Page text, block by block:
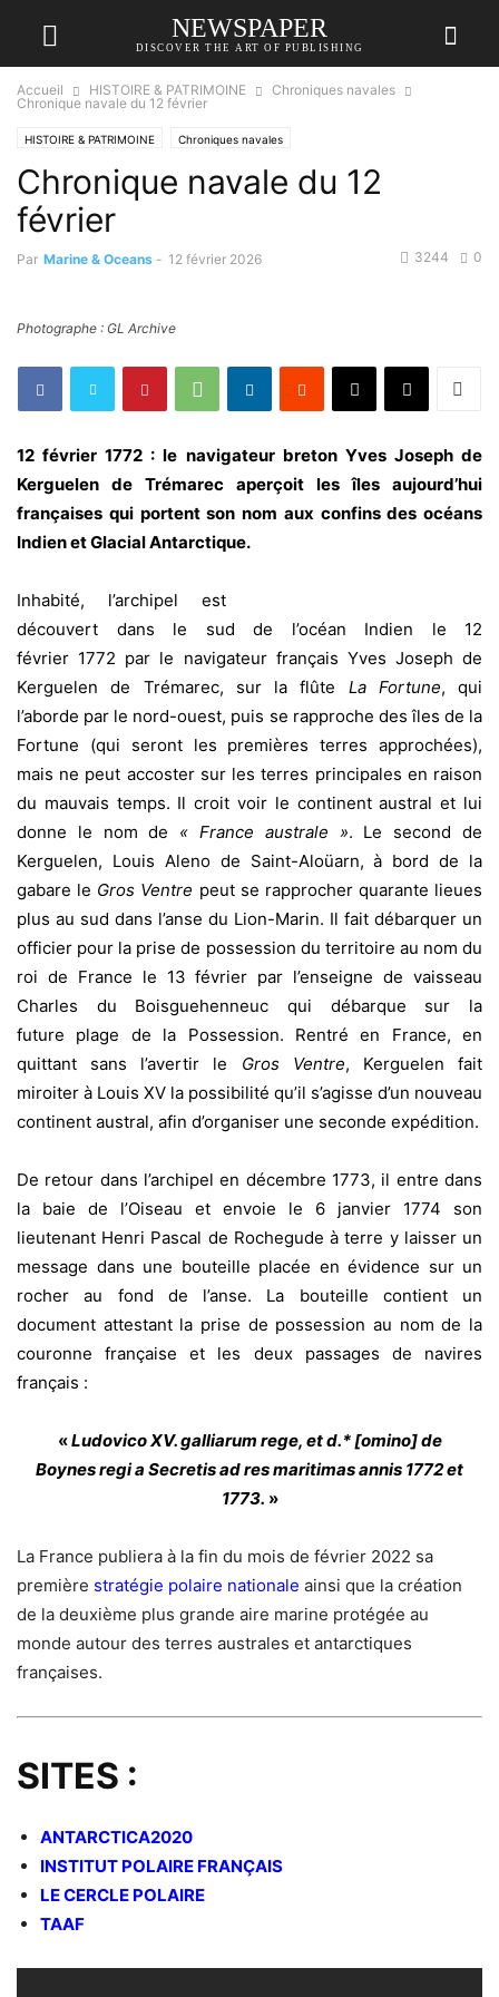
NEWSPAPER
DISCOVER THE ART OF PUBLISHING
Accueil HISTOIRE & PATRIMOINE
Chroniques navales
Chronique navale du 12 février
HISTOIRE & PATRIMOINE Chroniques navales
Chronique navale du 12
février
Par Marine & Oceans - 12 février 2026 0
3244
Photographe : GL Archive
12 février 1772 : le navigateur breton Yves Joseph de
Kerguelen de Trémarec aperçoit les îles aujourd’hui
françaises qui portentson nom aux confins des océans
Indien et Glacial Antarctique.
Inhabité, l’archipel est
découvert dans le sud de l’océan Indien le 12
février 1772 par le navigateur français Yves Joseph de
Kerguelen de Trémarec, sur la flûte La Fortune, qui
l’aborde par le nord-ouest, puis se rapproche des îles de la
Fortune (qui seront les premières terres approchées),
mais ne peut accoster sur les terres principales en raison
du mauvais temps. Il croit voir le continent austral et lui
donne le nom de « France australe ». Le second de
Kerguelen, Louis Aleno de Saint-Aloüarn, à bord de la
gabare le Gros Ventre peut se rapprocher quarante lieues
plus au sud dans l’anse du Lion-Marin. Il fait débarquer un
officier pour la prise de possession du territoire au nom du
roi de France le 13 février par l’enseigne de vaisseau
Charles du Boisguehenneuc qui débarque sur la
future plage de la Possession. Rentré en France, en
quittant sans l’avertir le Gros Ventre, Kerguelen fait
miroiter à Louis XV la possibilité qu’il s’agisse d’un nouveau
continent austral, afin d’organiser une seconde expédition.
De retour dans l’archipel en décembre 1773, il entre dans
la baie de l’Oiseau et envoie le 6 janvier 1774 son
lieutenant Henri Pascal de Rochegude à terre y laisser un
message dans une bouteille placée en évidence sur un
rocher au fond de l’anse. La bouteille contient un
document attestant la prise de possession au nom de la
couronne française et les deux passages de navires
français :
«Ludovico XV. galliarum rege, et d.* [omino] de
Boynes regi a Secretis ad res maritimas annis 1772 et
1773. »
La France publiera à la fin du mois de février 2022 sa
première stratégie polaire nationale ainsi que la création
de la deuxième plus grande aire marine protégée au
monde autour des terres australes et antarctiques
françaises.
SITES :
ANTARCTICA2020
INSTITUT POLAIRE FRANÇAIS
LE CERCLE POLAIRE
TAAF